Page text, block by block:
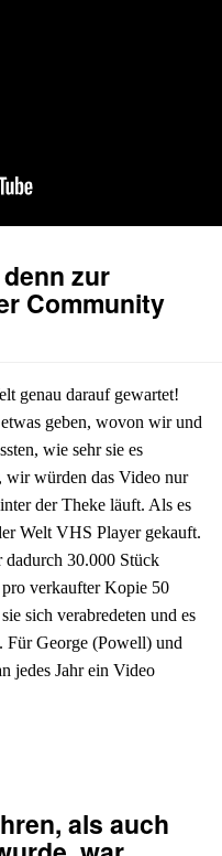
zur
Community
genau darauf gewartet!
geben, wovon wir und
wie sehr sie es
wir würden das Video nur
der Theke läuft. Als es
Welt VHS Player gekauft.
dadurch 30.000 Stück
verkaufter Kopie 50
sich verabredeten und es
Für George (Powell) und
jedes Jahr ein Video
als auch